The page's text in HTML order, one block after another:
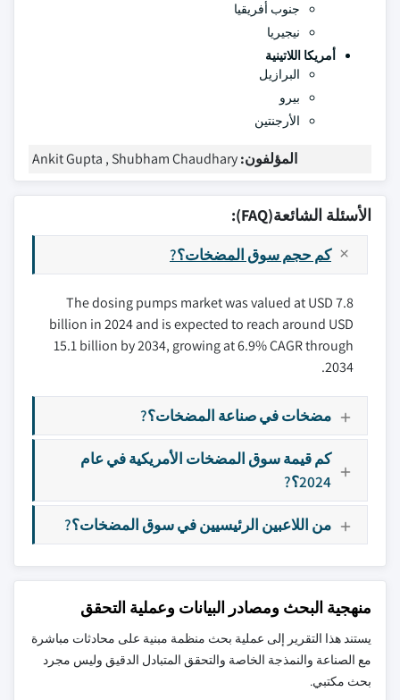
جنوب أفريقيا
نيجيريا
أمريكا اللاتينية
البرازيل
بيرو
الأرجنتين
المؤلفون:Ankit Gupta , Shubham Chaudhary
الأسئلة الشائعة(FAQ):
كم حجم سوق المضخات؟?
The dosing pumps market was valued at USD 7.8
billion in 2024 and is expected to reach around USD
15.1 billion by 2034, growing at 6.9% CAGR through
2034.
مضخات في صناعة المضخات؟?
كم قيمة سوق المضخات الأمريكية في عام
2024؟?
من اللاعبين الرئيسيين في سوق المضخات؟?
منهجية البحث ومصادر البيانات وعملية التحقق
يستند هذا التقرير إلى عملية بحث منظمة مبنية على محادثات مباشرة
مع الصناعة والنمذجة الخاصة والتحقق المتبادل الدقيق وليس مجرد
بحث مكتبي.